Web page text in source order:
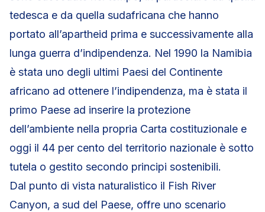
tedesca e da quella sudafricana che hanno
portato all’apartheid prima e successivamente alla
lunga guerra d’indipendenza. Nel 1990 la Namibia
è stata uno degli ultimi Paesi del Continente
africano ad ottenere l’indipendenza, ma è stata il
primo Paese ad inserire la protezione
dell’ambiente nella propria Carta costituzionale e
oggi il 44 per cento del territorio nazionale è sotto
tutela o gestito secondo principi sostenibili.
Dal punto di vista naturalistico il Fish River
Canyon, a sud del Paese, offre uno scenario